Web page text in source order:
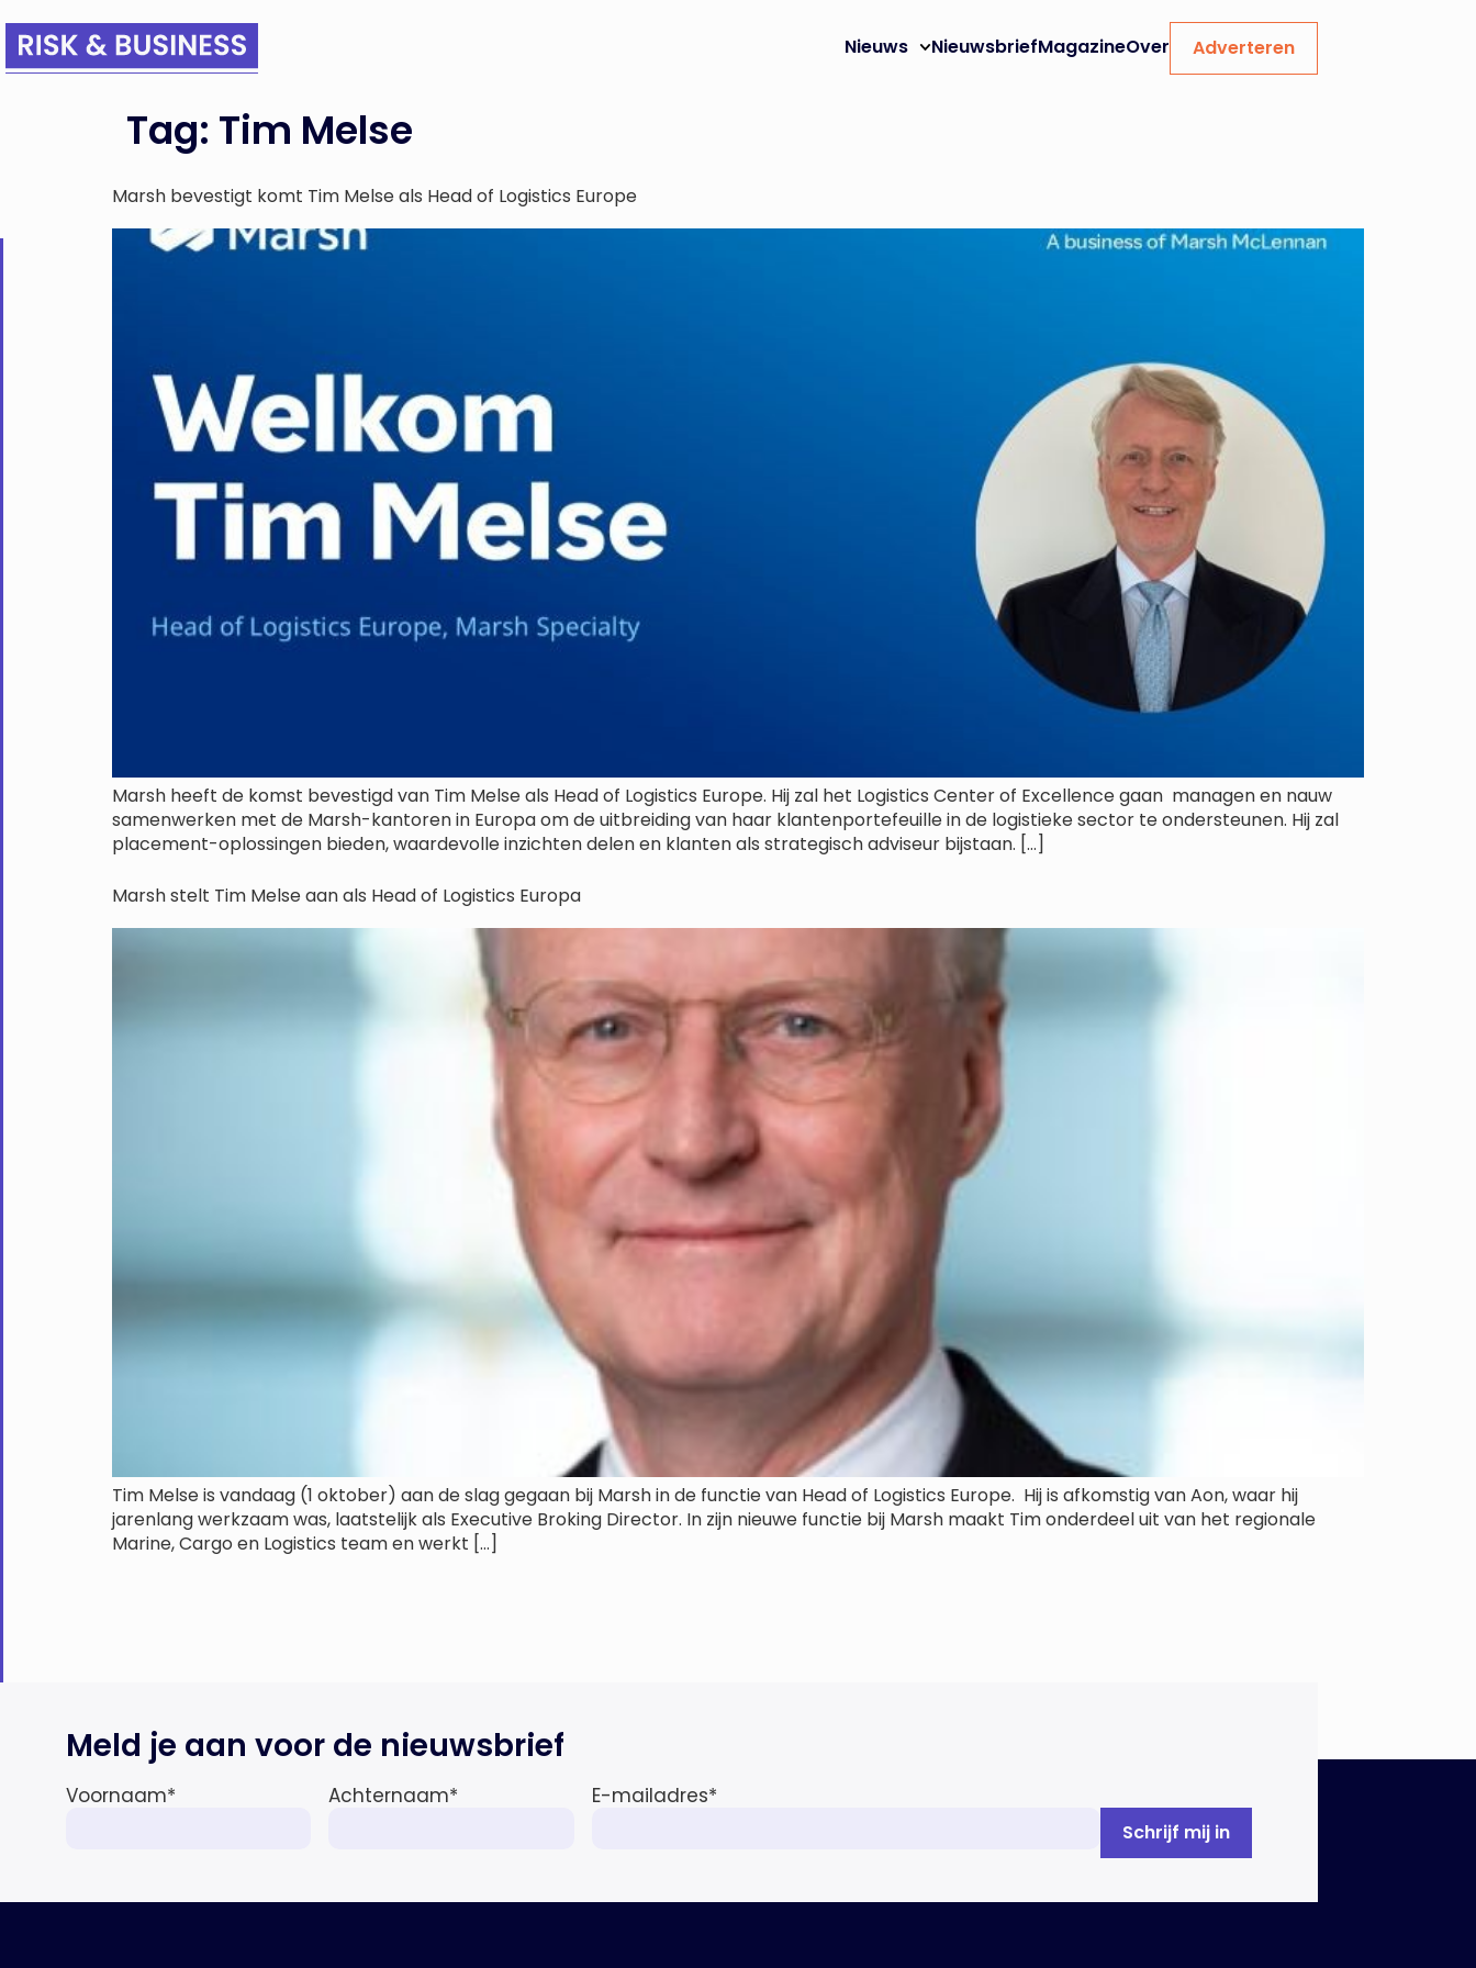
Nieuws NieuwsbriefMagazineOver Adverteren
Tag: Tim Melse
Marsh bevestigt komt Tim Melse als Head of Logistics Europe
Marsh heeft de komst bevestigd van Tim Melse als Head of Logistics Europe. Hij zal het Logistics Center of Excellence gaan managen en nauw
samenwerken met de Marsh-kantoren in Europa om de uitbreiding van haar klantenportefeuille in de logistieke sector te ondersteunen. Hij zal
placement-oplossingen bieden, waardevolle inzichten delen en klanten als strategisch adviseur bijstaan. […]
Marsh stelt Tim Melse aan als Head of Logistics Europa
Tim Melse is vandaag (1 oktober) aan de slag gegaan bij Marsh in de functie van Head of Logistics Europe. Hij is afkomstig van Aon, waar hij
jarenlang werkzaam was, laatstelijk als Executive Broking Director. In zijn nieuwe functie bij Marsh maakt Tim onderdeel uit van het regionale
Marine, Cargo en Logistics team en werkt […]
Meld je aan voor de nieuwsbrief
Voornaam* Achternaam* E-mailadres*